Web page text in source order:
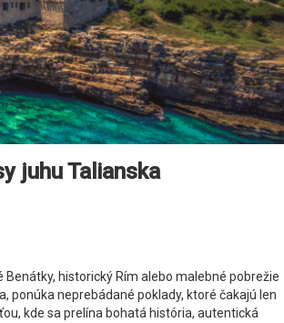
juhu Talianska
historický Rím alebo malebné pobrežie
ponúka neprebádané poklady, ktoré čakajú len
kde sa prelína bohatá história, autentická